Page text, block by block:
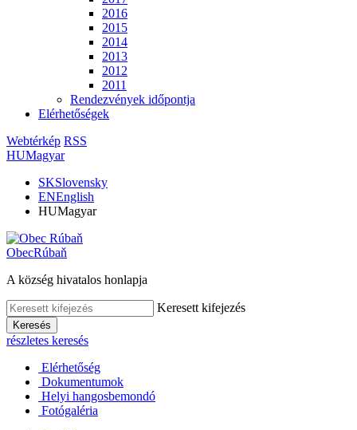
2016
2015
2014
2013
2012
2011
Rendezvények időpontja
Elérhetőségek
Webtérkép RSS
HUMagyar
SKSlovensky
ENEnglish
HUMagyar
ObecRúbaň
A község hivatalos honlapja
Keresett kifejezés
Keresés
részletes keresés
Elérhetőség
Dokumentumok
Helyi hangosbemondó
Fotógaléria